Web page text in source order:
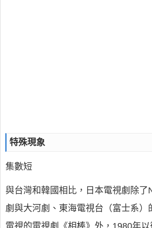
特殊現象
集數短
與台灣和韓國相比，日本電視劇除了
劇與大河劇、東海電視台（富士系）
電視的電視劇《相棒》外，1980年以